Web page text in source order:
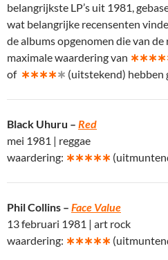
belangrijkste LP’s uit 1981,
wat belangrijke recensenten
de albums opgenomen die van de
maximale waardering van
of ∗∗∗∗∗ (uitstekend) hebben
Black Uhuru – Red
mei 1981 | reggae
waardering: ∗∗∗∗∗
Phil Collins – Face Value
13 februari 1981 | art rock
waardering: ∗∗∗∗∗